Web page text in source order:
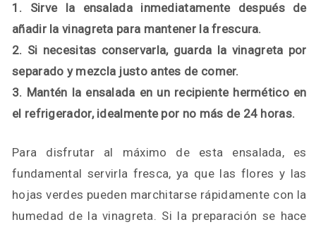
1. Sirve la ensalada inmediatamente después de
añadir la vinagreta para mantener la frescura.
2. Si necesitas conservarla, guarda la vinagreta por
separado y mezcla justo antes de comer.
3. Mantén la ensalada en un recipiente hermético en
el refrigerador, idealmente por no más de 24 horas.
Para disfrutar al máximo de esta ensalada, es
fundamental servirla fresca, ya que las flores y las
hojas verdes pueden marchitarse rápidamente con la
humedad de la vinagreta. Si la preparación se hace